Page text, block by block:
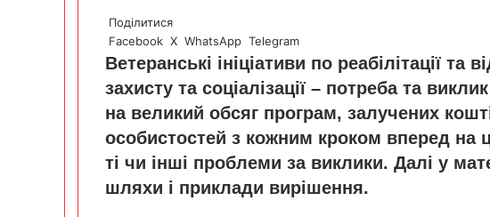
Поділитися
Facebook X WhatsApp Telegram
Ветеранські ініціативи по реабілітації
захисту та соціалізації – потреба та
на великий обсяг програм, залучених
особистостей з кожним кроком вперед
ті чи інші проблеми за виклики. Далі у
шляхи і приклади вирішення.